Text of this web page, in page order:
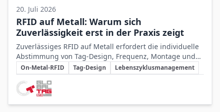
20. Juli 2026
RFID auf Metall: Warum sich
Zuverlässigkeit erst in der Praxis zeigt
Zuverlässiges RFID auf Metall erfordert die individuelle
Abstimmung von Tag-Design, Frequenz, Montage und
Betriebsbedingungen sowie eine gründliche
Validierung im praktischen Einsatz.
Schlüsselthemen
On-Metal-RFID Tag-Design Lebenszyklusmanagement
Beteiligte Unternehmen